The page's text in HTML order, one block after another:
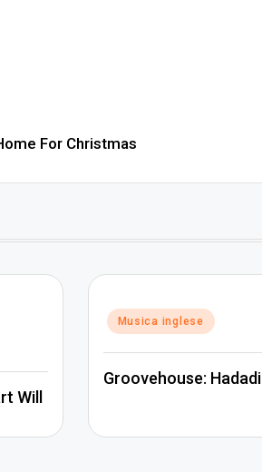
For Christmas
Will
Posted
Musica inglese
Groovehouse: Hadadi